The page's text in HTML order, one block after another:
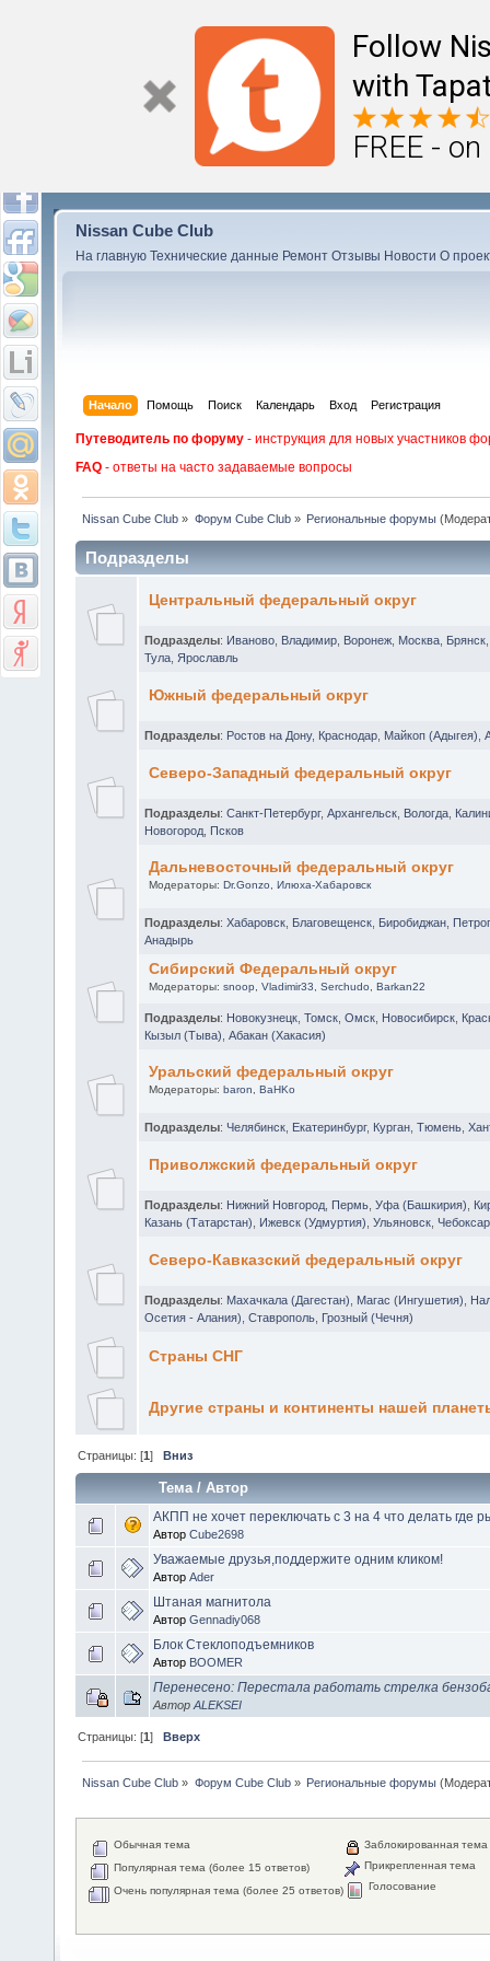
Follow
with
FREE -
Nissan Cube Club
На главную Технические данные Ремонт Отзывы Новости О
Начало Помощь Поиск Календарь Вход Регистрация
Путеводитель по форуму - инструкция для новых участников
FAQ - ответы на часто задаваемые вопросы
Nissan Cube Club » Форум Cube Club» Региональные форумы
Подразделы
Центральный федеральный округ
Подразделы: Иваново Владимир Воронеж Москва Брянск
Тула Ярославль
Южный федеральный округ
Подразделы: Ростов на Дону, Краснодар Майкоп (Адыгея)
Северо-Западный федеральный округ
Подразделы: Санкт-Петербург, Архангельск Вологда
Новогород Псков
Дальневосточный федеральный округ
Модераторы: Dr.Gonzo Илюха-Хабаровск
Подразделы: Хабаровск Благовещенск Биробиджан
Анадырь
Сибирский Федеральный округ
Модераторы: snoop Vladimir33 Serchudo Barkan22
Подразделы: Новокузнецк Томск Омск Новосибирск
Кызыл (Тыва) Абакан (Хакасия)
Уральский федеральный округ
Модераторы: baron BaHKo
Подразделы: Челябинск Екатеринбург, Курган Тюмень
Приволжский федеральный округ
Подразделы: Нижний Новгород Пермь Уфа (Башкирия)
Казань (Татарстан)
Ижевск (Удмуртия) Ульяновск
Северо-Кавказский федеральный округ
Подразделы: Махачкала (Дагестан) Магас (Ингушетия)
Осетия - Алания) Ставрополь Грозный (Чечня)
Страны СНГ
Другие страны и континенты нашей
Страницы: [1]Вниз
Тема/Автор
АКПП не хочет переключать с 3 на 4 что делать где
Автор Cube2698
Уважаемые друзья,поддержите одним кликом!
Автор Ader
Штаная магнитола
Автор Gennadiy068
Блок Стеклоподъемников
Автор BOOMER
Перенесено: Перестала работать стрелка
Автор ALEKSEI
Страницы: [1]Вверх
Nissan Cube Club » Форум Cube Club» Региональные форумы
Обычная тема
Популярная тема (более 15 ответов)
Очень популярная тема (более 25 ответов)
Заблокированная тема
Прикрепленная тема
Голосование